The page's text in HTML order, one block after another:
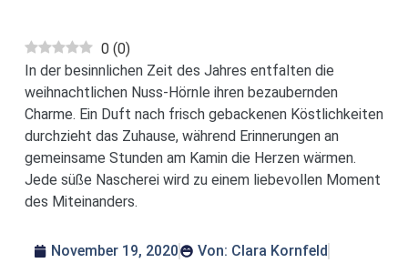
0 (0)
In der besinnlichen Zeit des Jahres entfalten die
weihnachtlichen Nuss-Hörnle ihren bezaubernden
Charme. Ein Duft nach frisch gebackenen Köstlichkeiten
durchzieht das Zuhause, während Erinnerungen an
gemeinsame Stunden am Kamin die Herzen wärmen.
Jede süße Nascherei wird zu einem liebevollen Moment
des Miteinanders.
November 19, 2020 Von: Clara Kornfeld